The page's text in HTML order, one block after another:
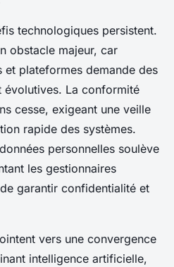
technologiques persistent.
obstacle majeur, car
et plateformes demande des
évolutives. La conformité
cesse, exigeant une veille
rapide des systèmes.
personnelles soulève
les gestionnaires
garantir confidentialité et
vers une convergence
intelligence artificielle,